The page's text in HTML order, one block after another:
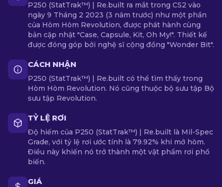
P250 (StatTrak™) | Re.built ra mắt trong CS2 vào
ngày 9 Tháng 2 2023 (3 năm trước) như một phần
của Hòm Hòm Revolution, được phát hành cùng
bản cập nhật "Case, Capsule, Kit, Oh My!". Thiết kế
được đóng góp bởi nghệ sĩ cộng đồng "Wonder Bit".
CÁCH NHẬN
P250 (StatTrak™) | Re.built có thể tìm thấy trong
Hòm Hòm Revolution. Nó cũng thuộc bộ sưu tập Bộ
sưu tập Revolution.
TỶ LỆ RƠI
Độ hiếm của P250 (StatTrak™) | Re.built là Mil-Spec
Grade, với tỷ lệ rơi ước tính là 79.92% khi mở hòm.
Điều này khiến nó trở thành một vật phẩm rơi phổ
biến.
GIÁ